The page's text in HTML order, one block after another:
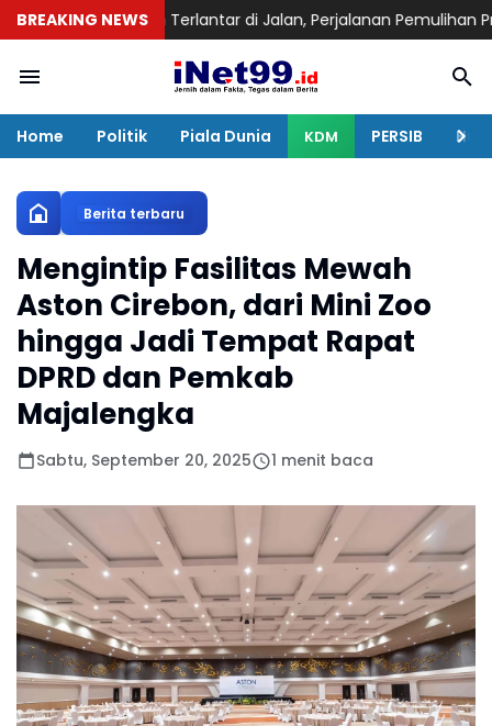
BREAKING NEWS
Terlantar di Jalan, Perjalanan Pemulihan Pria Asal
Home Politik Piala Dunia KDM PERSIB
Berita terbaru
Mengintip Fasilitas Mewah
Aston Cirebon, dari Mini Zoo
hingga Jadi Tempat Rapat
DPRD dan Pemkab
Majalengka
Sabtu, September 20, 2025 1 menit baca